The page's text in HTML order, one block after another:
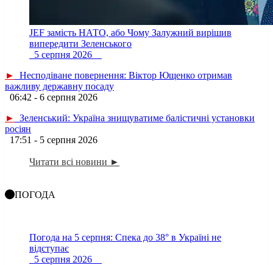
JEF замість НАТО, або Чому Залужний вирішив
випередити Зеленського
5 серпня 2026
►
Несподіване повернення: Віктор Ющенко отримав
важливу державну посаду
06:42 - 6 серпня 2026
►
Зеленський: Україна знищуватиме балістичні установки
росіян
17:51 - 5 серпня 2026
Читати всі новини ►
ПОГОДА
Погода на 5 серпня: Спека до 38° в Україні не
відступає
5 серпня 2026